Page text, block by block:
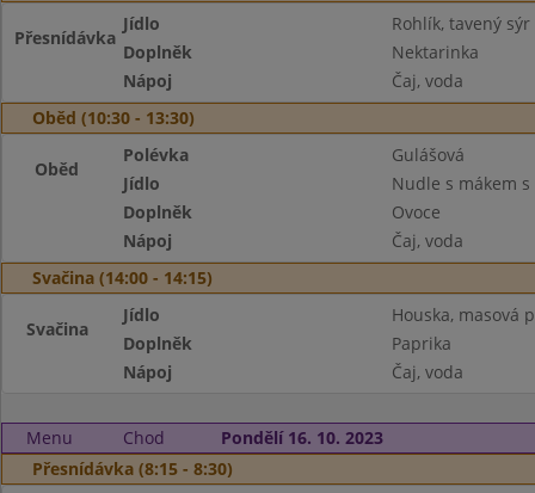
Přesnídávka
Jídlo
Rohlík, tavený sýr
Doplněk
Nektarinka
Nápoj
Čaj, voda
Oběd (10:30 - 13:30)
Oběd
Polévka
Gulášová
Jídlo
Nudle s mákem
Doplněk
Ovoce
Nápoj
Čaj, voda
Svačina (14:00 - 14:15)
Svačina
Jídlo
Houska, masová
Doplněk
Paprika
Nápoj
Čaj, voda
Menu Chod
Pondělí 16. 10. 2023
Přesnídávka (8:15 - 8:30)